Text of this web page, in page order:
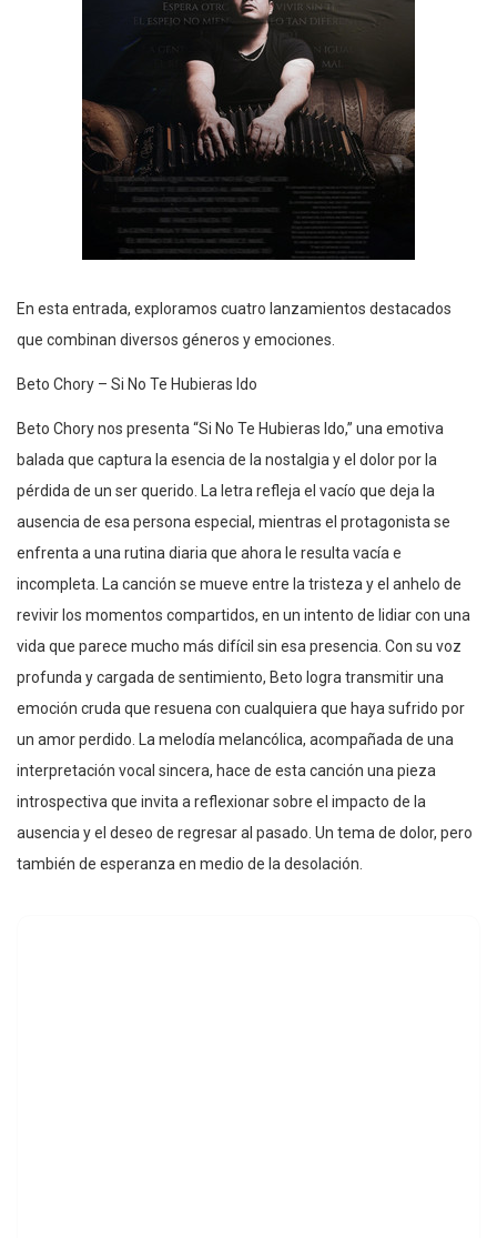
En esta entrada, exploramos cuatro lanzamientos destacados
que combinan diversos géneros y emociones.
Beto Chory – Si No Te Hubieras Ido
Beto Chory nos presenta “Si No Te Hubieras Ido,” una emotiva
balada que captura la esencia de la nostalgia y el dolor por la
pérdida de un ser querido. La letra refleja el vacío que deja la
ausencia de esa persona especial, mientras el protagonista se
enfrenta a una rutina diaria que ahora le resulta vacía e
incompleta. La canción se mueve entre la tristeza y el anhelo de
revivir los momentos compartidos, en un intento de lidiar con una
vida que parece mucho más difícil sin esa presencia. Con su voz
profunda y cargada de sentimiento, Beto logra transmitir una
emoción cruda que resuena con cualquiera que haya sufrido por
un amor perdido. La melodía melancólica, acompañada de una
interpretación vocal sincera, hace de esta canción una pieza
introspectiva que invita a reflexionar sobre el impacto de la
ausencia y el deseo de regresar al pasado. Un tema de dolor, pero
también de esperanza en medio de la desolación.